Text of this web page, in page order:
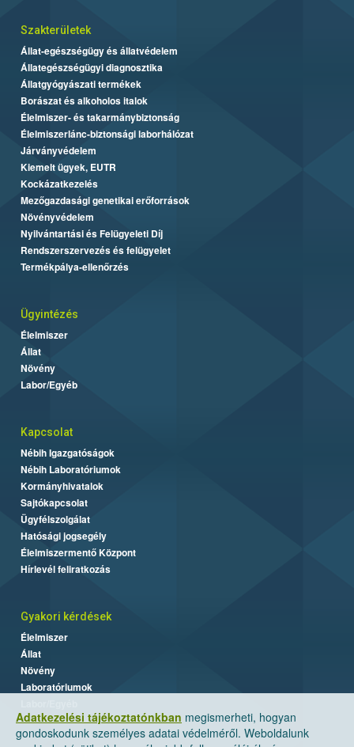
Adatkezelési tájékoztatónkban megismerheti, hogyan
gondoskodunk személyes adatai védelméről. Weboldalunk
Szakterületek
Állat-egészségügy és állatvédelem
Állategészségügyi diagnosztika
Állatgyógyászati termékek
Borászat és alkoholos italok
Élelmiszer- és takarmánybiztonság
Élelmiszerlánc-biztonsági laborhálózat
Járványvédelem
Kiemelt ügyek, EUTR
Kockázatkezelés
Mezőgazdasági genetikai erőforrások
Növényvédelem
Nyilvántartási és Felügyeleti Díj
Rendszerszervezés és felügyelet
Termékpálya-ellenőrzés
Ügyintézés
Élelmiszer
Állat
Növény
Labor/Egyéb
Kapcsolat
Nébih Igazgatóságok
Nébih Laboratóriumok
Kormányhivatalok
Sajtókapcsolat
Ügyfélszolgálat
Hatósági jogsegély
Élelmiszermentő Központ
Hírlevél feliratkozás
Gyakori kérdések
Élelmiszer
Állat
Növény
Laboratóriumok